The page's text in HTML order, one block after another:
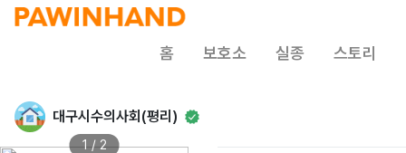
홈 보호소 실종 스토리
대구시수의사회(평리)
1 / 2